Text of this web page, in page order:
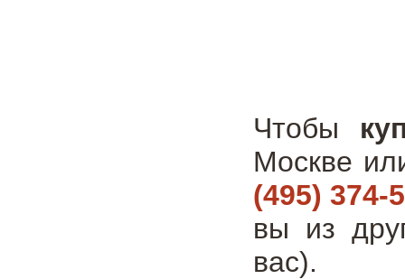
Чтобы
Москве
(495) 374-
вы из
вас).